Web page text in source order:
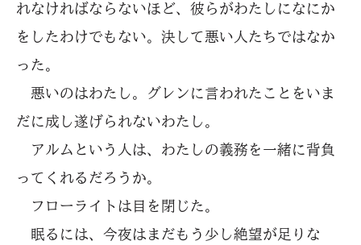
れなければならないほど、彼らがわたしになにか
をしたわけでもない。決して悪い人たちではなか
った。
悪いのはわたし。グレンに言われたことをいま
だに成し遂げられないわたし。
アルムという人は、わたしの義務を一緒に背負
ってくれるだろうか。
フローライトは目を閉じた。
眠るには、今夜はまだもう少し絶望が足りな